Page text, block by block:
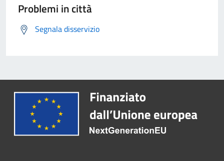
Problemi in città
Segnala disservizio